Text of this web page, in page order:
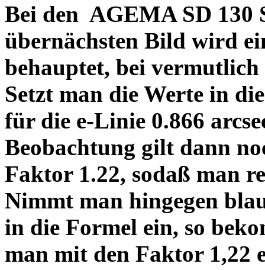
Bei den AGEMA SD 130
übernächsten Bild wird
behauptet, bei vermutlich
Setzt man die Werte in
für die e-Linie 0.866
Beobachtung gilt dann
Faktor 1.22, sodaß man
Nimmt man hingegen
in die Formel ein, so
man mit den Faktor 1,22